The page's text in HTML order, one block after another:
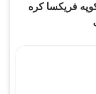
فریکسا کره